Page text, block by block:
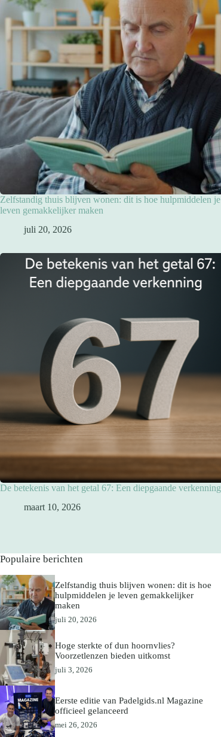
Zelfstandig thuis blijven wonen: dit is hoe hulpmiddelen je
leven gemakkelijker maken
juli 20, 2026
De betekenis van het getal 67: Een diepgaande verkenning
maart 10, 2026
Populaire berichten
Zelfstandig thuis blijven wonen: dit is hoe
hulpmiddelen je leven gemakkelijker
maken
juli 20, 2026
Hoge sterkte of dun hoornvlies?
Voorzetlenzen bieden uitkomst
juli 3, 2026
Eerste editie van Padelgids.nl Magazine
officieel gelanceerd
mei 26, 2026